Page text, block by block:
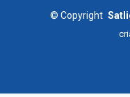
© Copyright